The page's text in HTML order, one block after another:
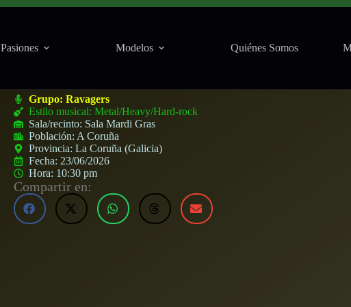
Pasiones Modelos Quiénes Somos
Grupo:Ravagers
Estilo musical: Metal/Heavy/Hard-rock
Sala/recinto: Sala Mardi Gras
Población: A Coruña
Provincia:La Coruña (Galicia)
Fecha: 23/06/2026
Hora: 10:30 pm
Compartir en: